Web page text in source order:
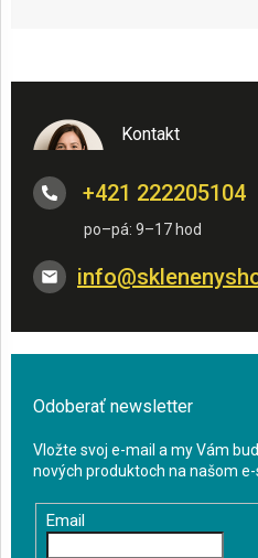
Kontakt
info@
+421 222205104
Odoberať newsletter
Vložte svoj e-mail a my Vám
nových produktoch na našom e-
Email